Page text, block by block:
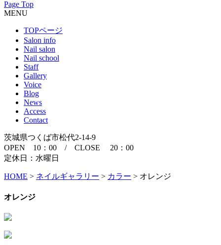
Page Top
MENU
TOPページ
Salon info
Nail salon
Nail school
Staff
Gallery
Voice
Blog
News
Access
Contact
茨城県つくば市松代2-14-9
OPEN 10：00 / CLOSE 20：00
定休日：水曜日
HOME > ネイルギャラリー > カラー > オレンジ
オレンジ